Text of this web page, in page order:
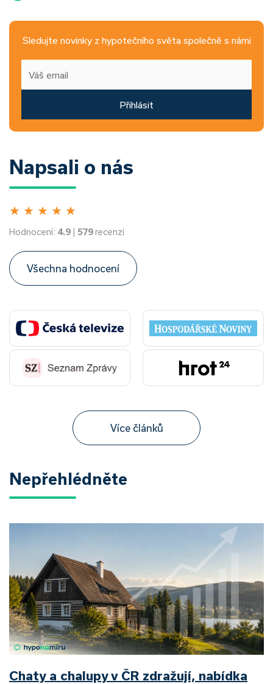
Sledujte novinky z hypotečního světa společně s námi
Přihlásit
Napsali o nás
★ ★ ★ ★ ★
Hodnocení: 4.9 | 579recenzí
Všechna hodnocení
Více článků
Nepřehlédněte
Chaty a chalupy v ČR zdražují, nabídka